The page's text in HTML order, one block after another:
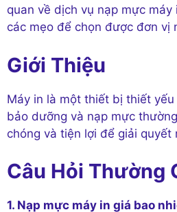
quan về dịch vụ nạp mực
các mẹo để chọn được đơn vị
Giới Thiệu
Máy in là một thiết bị thiết
bảo dưỡng và nạp mực
chóng và tiện lợi để giải quyết
Câu Hỏi Thường
1. Nạp mực máy in giá bao